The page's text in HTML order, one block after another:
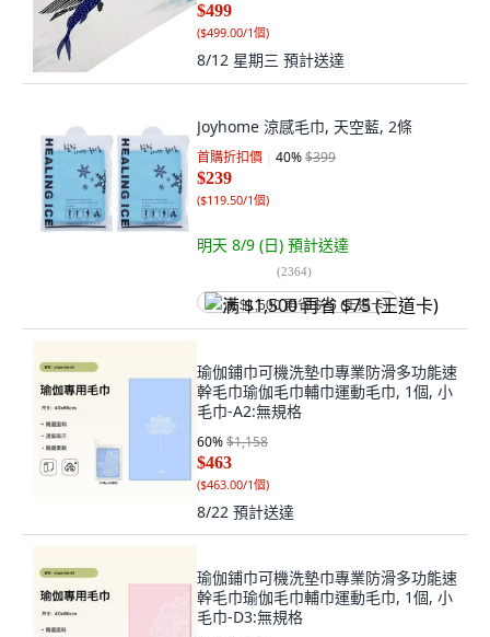
$499
($499.00/1個)
8/12 星期三 預計送達
Joyhome 涼感毛巾, 天空藍, 2條
首購折扣價 40%$399
$239
($119.50/1個)
明天 8/9 (日) 預計送達
(2364)
满 $1,500 再省 $75 (王道卡)
瑜伽鋪巾可機洗墊巾專業防滑多功能速
幹毛巾瑜伽毛巾輔巾運動毛巾, 1個, 小
毛巾-A2:無規格
60%$1,158
$463
($463.00/1個)
8/22 預計送達
瑜伽鋪巾可機洗墊巾專業防滑多功能速
幹毛巾瑜伽毛巾輔巾運動毛巾, 1個, 小
毛巾-D3:無規格